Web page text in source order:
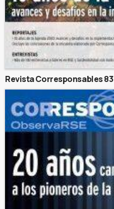
Revista Corresponsables 83